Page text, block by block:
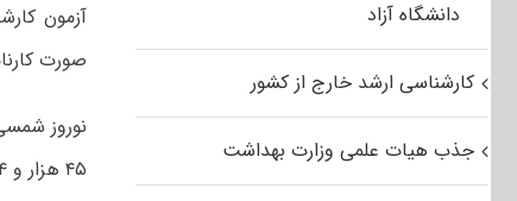
صورت کارنامه روز پنجشنبه ۱۶
۴۵ هزار و ۳۵۴ نفر بودند که از این تعداد ۴۱ هزار و ۹۵۲ نفر مجاز به انتخاب رشته شدند.
دانشگاه آزاد
کارشناسی ارشد خارج از کشور
جذب هیات علمی وزارت بهداشت